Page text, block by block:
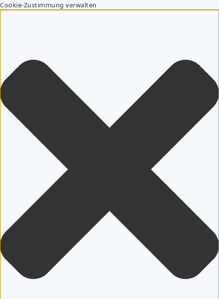
Cookie-Zustimmung verwalten